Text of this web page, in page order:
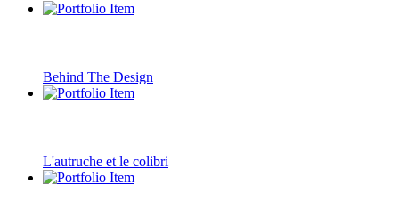
Behind The Design
L'autruche et le colibri